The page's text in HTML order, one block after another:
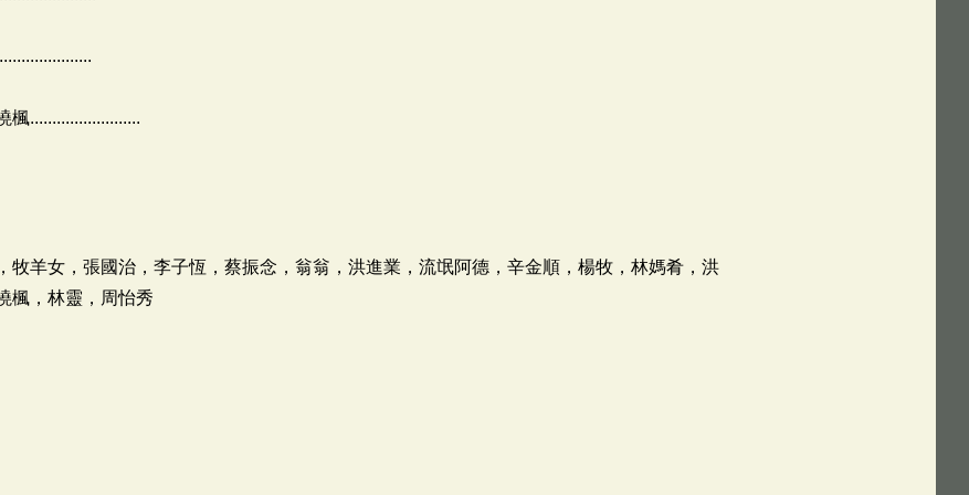
.........................
牧羊女，張國治，李子恆，蔡振念，翁翁，洪進業，流氓阿德，辛金順，楊牧，林媽肴，洪
楓，林靈，周怡秀